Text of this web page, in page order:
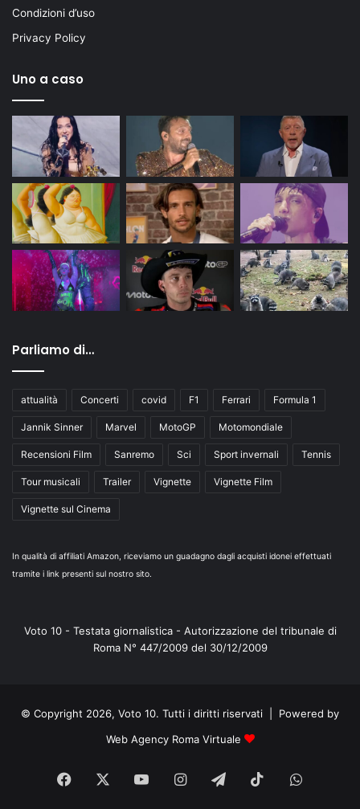
Condizioni d’uso
Privacy Policy
Uno a caso
Parliamo di…
attualità Concerti covid F1 Ferrari Formula 1
Jannik Sinner Marvel MotoGP Motomondiale
Recensioni Film Sanremo Sci Sport invernali Tennis
Tour musicali Trailer Vignette Vignette Film
Vignette sul Cinema
In qualità di affiliati Amazon, riceviamo un guadagno dagli acquisti idonei effettuati
tramite i link presenti sul nostro sito.
Voto 10 - Testata giornalistica - Autorizzazione del tribunale di
Roma N° 447/2009 del 30/12/2009
© Copyright 2026, Voto 10. Tutti i diritti riservati | Powered by
Web Agency Roma Virtuale
Facebook You Instagram
TelegramTikTok